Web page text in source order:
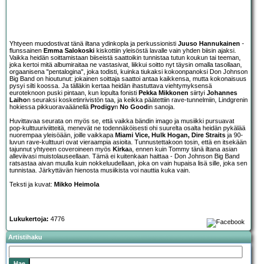
Yhtyeen muodostivat tänä iltana ydinkopla ja perkussionisti Juuso Hannukainen -
flunssainen Emma Salokoski kiskottiin yleisöstä lavalle vain yhden biisin ajaksi.
Vaikka heidän soittamistaan biiseistä saattoikin tunnistaa tutun koukun tai teeman,
joka kertoi mitä albumiraitaa ne vastasivat, liikkui soitto nyt täysin omalla tasollaan,
orgaanisena "pentalogina", joka todisti, kuinka tiukaksi kokoonpanoksi Don Johnson
Big Band on hioutunut: jokainen soittaja saattoi antaa kaikkensa, mutta kokonaisuus
pysyi silti koossa. Ja tälläkin kertaa heidän ihastuttava viehtymyksensä
euroteknoon puski pintaan, kun lopulta fonisti Pekka Mikkonen siirtyi Johannes
Laihon seuraksi kosketinrivistön taa, ja keikka päätettiin rave-tunnelmiin, Lindgrenin
hokiessa pikkuoravaäänellä Prodigyn No Goodin sanoja.
Huvittavaa seurata on myös se, että vaikka bändin imago ja musiikki pursuavat
pop-kulttuuriviitteitä, menevät ne todennäköisesti ohi suurelta osalta heidän pykälää
nuorempaa yleisöään, joille vaikkapa Miami Vice, Hulk Hogan, Dire Straits ja 90-
luvun rave-kulttuuri ovat vieraampia asioita. Tunnustettakoon tosin, että en itsekään
tajunnut yhtyeen coveroineen myös Kirkaa, ennen kuin Tommy tänä iltana asian
alleviivasi muistolauseellaan. Tämä ei kuitenkaan haittaa - Don Johnson Big Band
ratsastaa aivan muulla kuin nokkeluudellaan, joka on vain hupaisa lisä sille, joka sen
tunnistaa. Järkyttävän hienosta musiikista voi nauttia kuka vain.
Teksti ja kuvat: Mikko Heimola
Lukukertoja: 4776
Artistihaku